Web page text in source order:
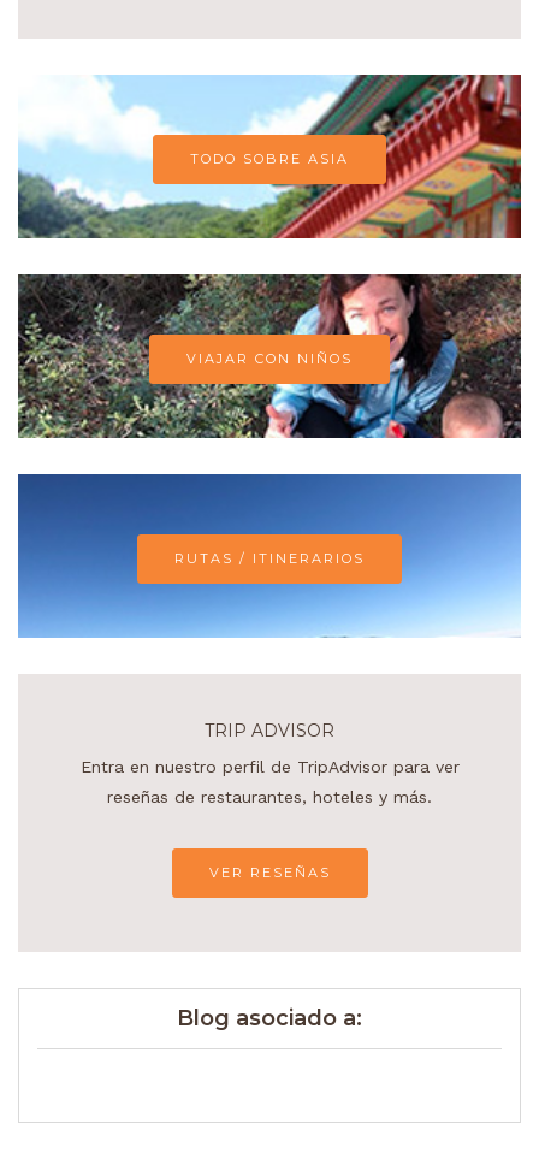
TODO SOBRE ASIA
VIAJAR CON NIÑOS
RUTAS / ITINERARIOS
TRIP ADVISOR
Entra en nuestro perfil de TripAdvisor para ver
reseñas de restaurantes, hoteles y más.
VER RESEÑAS
Blog asociado a: